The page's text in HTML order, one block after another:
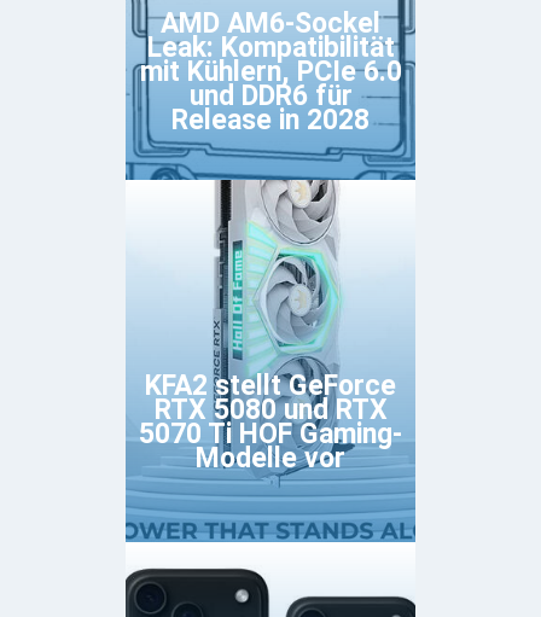
AMD AM6-Sockel
Leak: Kompatibilität
mit Kühlern, PCIe 6.0
und DDR6 für
Release in 2028
KFA2 stellt GeForce
RTX 5080 und RTX
5070 Ti HOF Gaming-
Modelle vor